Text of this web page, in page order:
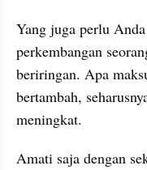
Yang juga perlu
perkembangan
beriringan. Apa
bertambah,
meningkat.
Amati saja dengan